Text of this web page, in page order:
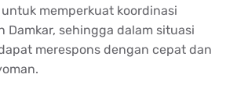
memperkuat koordinasi
Damkar, sehingga dalam situasi
merespons dengan cepat dan